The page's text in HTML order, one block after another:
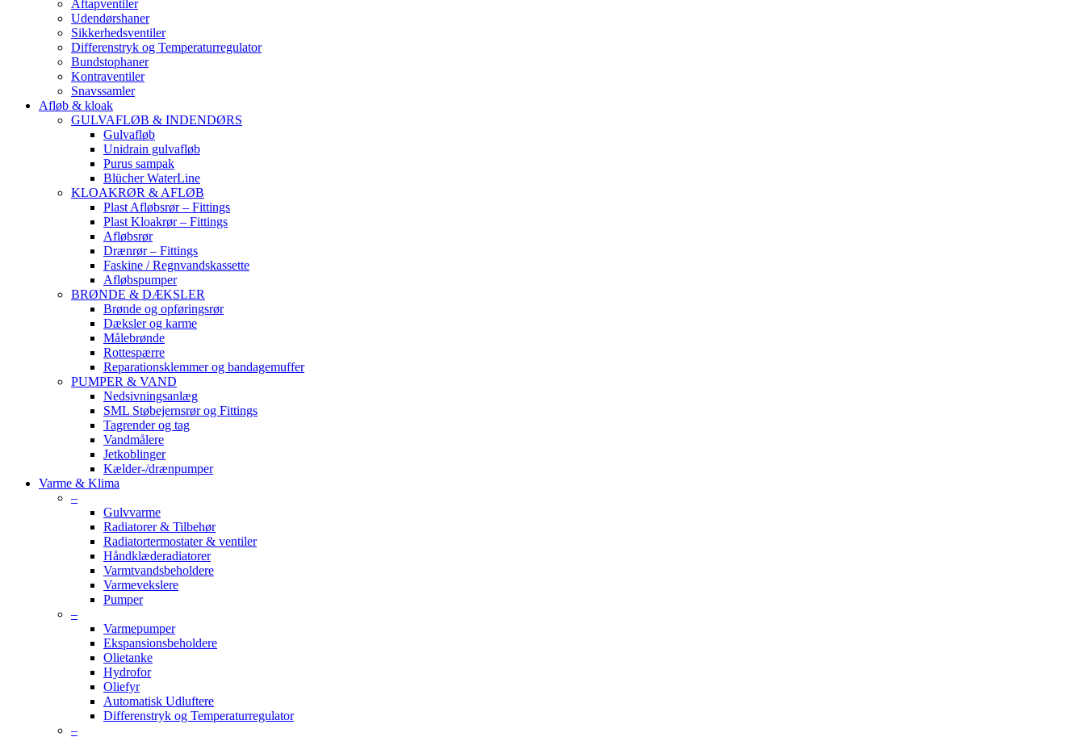
Aftapventiler
Udendørshaner
Sikkerhedsventiler
Differenstryk og Temperaturregulator
Bundstophaner
Kontraventiler
Snavssamler
Afløb & kloak
GULVAFLØB & INDENDØRS
Gulvafløb
Unidrain gulvafløb
Purus sampak
Blücher WaterLine
KLOAKRØR & AFLØB
Plast Afløbsrør – Fittings
Plast Kloakrør – Fittings
Afløbsrør
Drænrør – Fittings
Faskine / Regnvandskassette
Afløbspumper
BRØNDE & DÆKSLER
Brønde og opføringsrør
Dæksler og karme
Målebrønde
Rottespærre
Reparationsklemmer og bandagemuffer
PUMPER & VAND
Nedsivningsanlæg
SML Støbejernsrør og Fittings
Tagrender og tag
Vandmålere
Jetkoblinger
Kælder-/drænpumper
Varme & Klima
–
Gulvvarme
Radiatorer & Tilbehør
Radiatortermostater & ventiler
Håndklæderadiatorer
Varmtvandsbeholdere
Varmevekslere
Pumper
–
Varmepumper
Ekspansionsbeholdere
Olietanke
Hydrofor
Oliefyr
Automatisk Udluftere
Differenstryk og Temperaturregulator
–